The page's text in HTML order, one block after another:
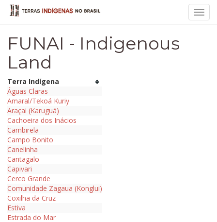
FUNAI - Indigenous
Land
Terra Indígena
Águas Claras
Amaral/Tekoá Kuriy
Araçai (Karuguá)
Cachoeira dos Inácios
Cambirela
Campo Bonito
Canelinha
Cantagalo
Capivari
Cerco Grande
Comunidade Zagaua (Konglui)
Coxilha da Cruz
Estiva
Estrada do Mar